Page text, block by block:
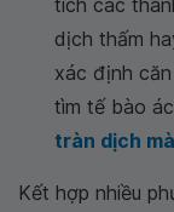
dịch thấm
xác định
tìm tế bào
tràn dịch
Kết hợp nhiều